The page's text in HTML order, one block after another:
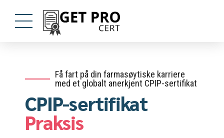
Få fart på din farmasøytiske karriere
med et globalt anerkjent CPIP-sertifikat
CPIP-sertifikat
Praksis